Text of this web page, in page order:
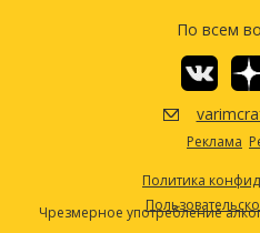
По всем
Реклама
Политика
Чрезмерное употребление